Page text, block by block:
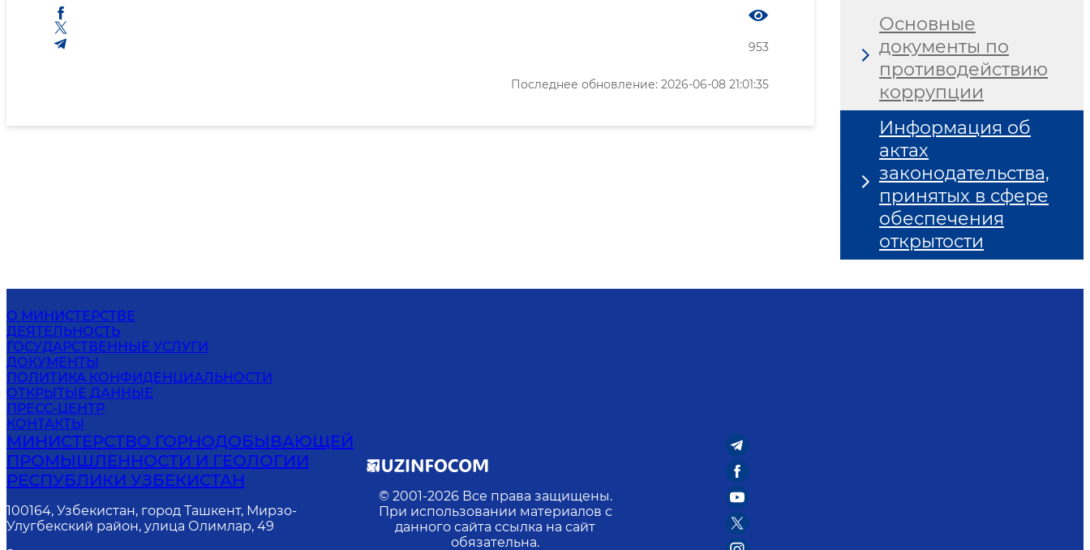
953
Последнее обновление: 2026-06-08 21:01:35
Основные
документы по
противодействию
коррупции
Информация об
актах
законодательства,
принятых в сфере
обеспечения
открытости
О МИНИСТЕРСТВЕ
ДЕЯТЕЛЬНОСТЬ
ГОСУДАРСТВЕННЫЕ УСЛУГИ
ДОКУМЕНТЫ
ПОЛИТИКА КОНФИДЕНЦИАЛЬНОСТИ
ОТКРЫТЫЕ ДАННЫЕ
ПРЕСС-ЦЕНТР
КОНТАКТЫ
МИНИСТЕРСТВО ГОРНОДОБЫВАЮЩЕЙ
ПРОМЫШЛЕННОСТИ И ГЕОЛОГИИ
РЕСПУБЛИКИ УЗБЕКИСТАН
100164, Узбекистан, город Ташкент, Мирзо-
Улугбекский район, улица Олимлар, 49
© 2001-2026 Все права защищены.
При использовании материалов с
данного сайта ссылка на сайт
обязательна.